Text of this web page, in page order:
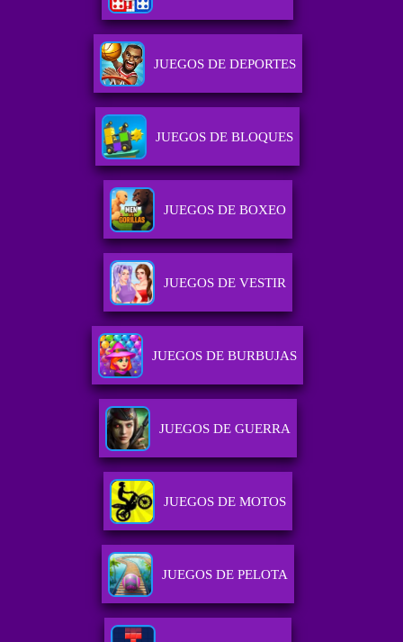
JUEGOS DE DEPORTES
JUEGOS DE BLOQUES
JUEGOS DE BOXEO
JUEGOS DE VESTIR
JUEGOS DE BURBUJAS
JUEGOS DE GUERRA
JUEGOS DE MOTOS
JUEGOS DE PELOTA